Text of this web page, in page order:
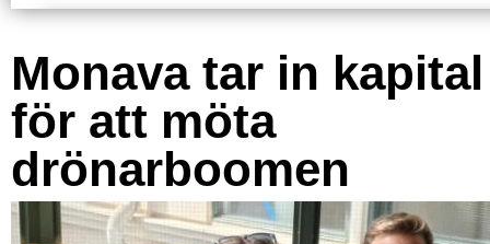
Monava tar in kapital
för att möta
drönarboomen